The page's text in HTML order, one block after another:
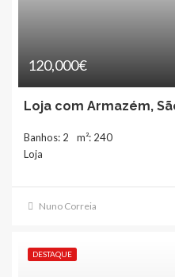
120,000€
Banhos: 2
m²: 240
Loja
Nuno Correia
DESTAQUE